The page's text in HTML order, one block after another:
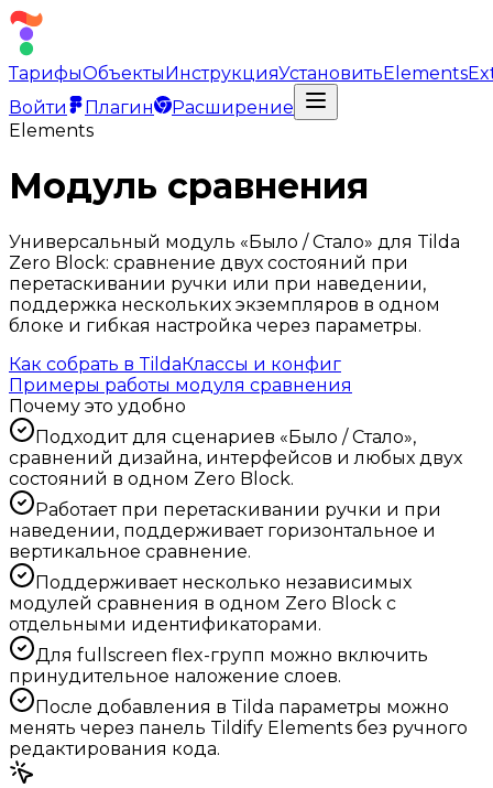
ТарифыОбъектыИнструкцияУстановитьElements
Войти
Плагин
Расширение
Elements
Модуль сравнения
Универсальный модуль «Было / Стало» для Tilda
Zero Block: сравнение двух состояний при
перетаскивании ручки или при наведении,
поддержка нескольких экземпляров в одном
блоке и гибкая настройка через параметры.
Как собрать в TildaКлассы и конфиг
Примеры работы модуля сравнения
Почему это удобно
Подходит для сценариев «Было / Стало»,
сравнений дизайна, интерфейсов и любых двух
состояний в одном Zero Block.
Работает при перетаскивании ручки и при
наведении, поддерживает горизонтальное и
вертикальное сравнение.
Поддерживает несколько независимых
модулей сравнения в одном Zero Block с
отдельными идентификаторами.
Для fullscreen flex-групп можно включить
принудительное наложение слоев.
После добавления в Tilda параметры можно
менять через панель Tildify Elements без ручного
редактирования кода.